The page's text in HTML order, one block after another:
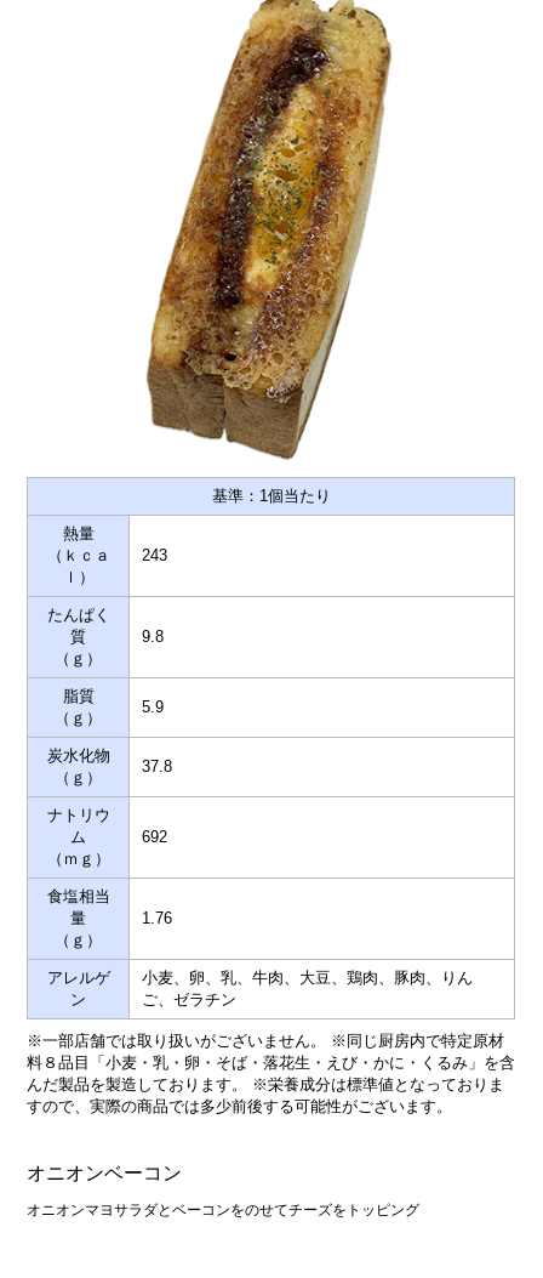
基準：1個当たり
熱量
（ｋｃａ
ｌ）
243
たんぱく
質
（ｇ）
9.8
脂質
（ｇ）
5.9
炭水化物
（ｇ）
37.8
ナトリウ
ム
（ｍｇ）
692
食塩相当
量
（ｇ）
1.76
アレルゲ
ン
小麦、卵、乳、牛肉、大豆、鶏肉、豚肉、りん
ご、ゼラチン
※一部店舗では取り扱いがございません。 ※同じ厨房内で特定原材
料８品目「小麦・乳・卵・そば・落花生・えび・かに・くるみ」を含
んだ製品を製造しております。 ※栄養成分は標準値となっておりま
すので、実際の商品では多少前後する可能性がございます。
オニオンベーコン
オニオンマヨサラダとベーコンをのせてチーズをトッピング